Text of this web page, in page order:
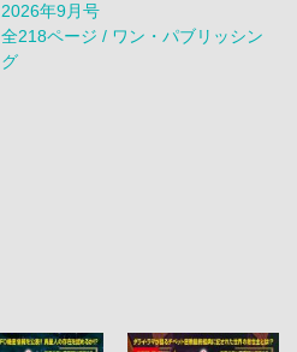
2026年9月号
全218ページ / ワン・パブリッシン
グ